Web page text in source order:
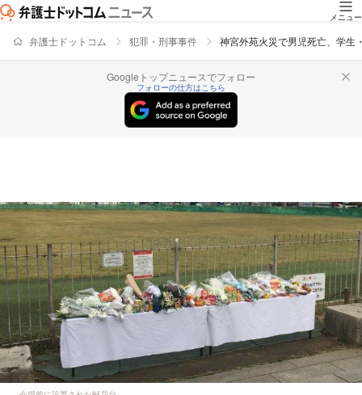
メニュー
弁護士ドットコム 犯罪・刑事事件 神宮外苑火災で男児死亡、学生
Googleトップニュースでフォロー
フォローの仕方はこちら